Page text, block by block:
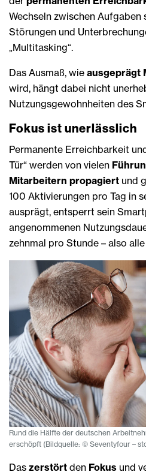
Wechseln zwischen Aufgaben
Störungen und
„Multitasking“.
Das Ausmaß, wie ausgeprägt
wird, hängt dabei nicht
Nutzungsgewohnheiten des
Fokus ist unerlässlich
Permanente Erreichbarkeit
Tür“ werden von vielen
Mitarbeitern propagiert und
100 Aktivierungen pro Tag in
ausprägt, entsperrt sein
angenommenen
zehnmal pro Stunde – also
Rund die Hälfte der deutschen
erschöpft (Bildquelle: © Seventyfour –
Das zerstört den Fokus und